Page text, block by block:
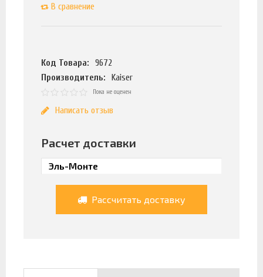
В сравнение
Код Товара:
9672
Производитель:
Kaiser
Пока не оценен
Написать отзыв
Расчет доставки
Рассчитать доставку